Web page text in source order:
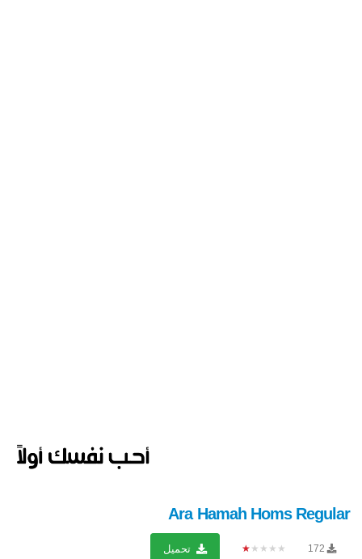
Ara Hamah Homs Regular
172
★★★★★ تحميل